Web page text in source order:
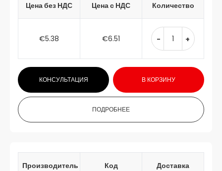
Цена без НДС Цена с НДС Количество
€5.38 €6.51 - +
КОНСУЛЬТАЦИЯ В КОРЗИНУ
ПОДРОБНЕЕ
Производитель Код Доставка